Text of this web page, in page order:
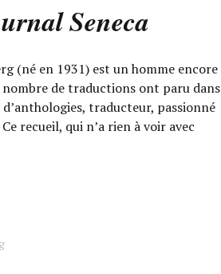
Seneca
(né en 1931) est un homme encore
de traductions ont paru dans
traducteur, passionné
recueil, qui n’a rien à voir avec